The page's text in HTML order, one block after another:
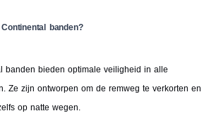
banden?
banden bieden optimale veiligheid in alle
Ze zijn ontworpen om de remweg te verkorten en
op natte wegen.